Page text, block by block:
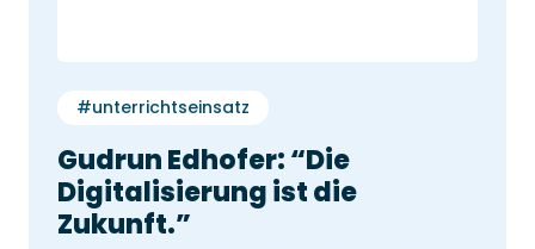
#unterrichtseinsatz
Gudrun Edhofer: “Die
Digitalisierung ist die
Zukunft.”